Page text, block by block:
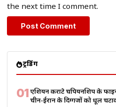
the next time I comment.
ट्रेंडिंग
01एशियन कराटे चैंपियनशिप के
चीन-ईरान के दिग्गजों को धूल